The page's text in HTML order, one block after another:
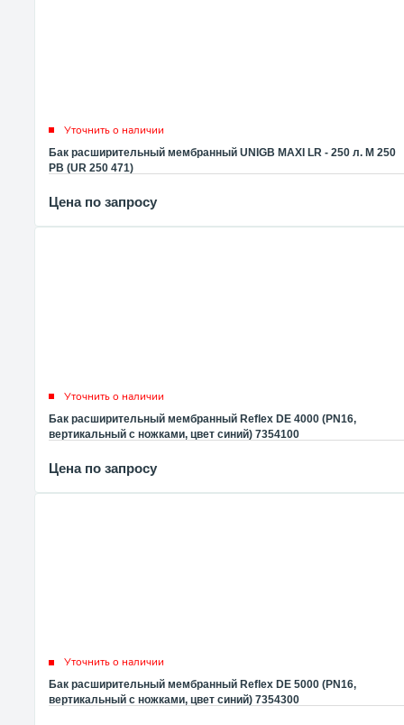
Уточнить о наличии
Бак расширительный мембранный UNIGB MAXI LR - 250 л. M 250
PB (UR 250 471)
Цена по запросу
Уточнить о наличии
Бак расширительный мембранный Reflex DE 4000 (PN16,
вертикальный с ножками, цвет синий) 7354100
Цена по запросу
Уточнить о наличии
Бак расширительный мембранный Reflex DE 5000 (PN16,
вертикальный с ножками, цвет синий) 7354300